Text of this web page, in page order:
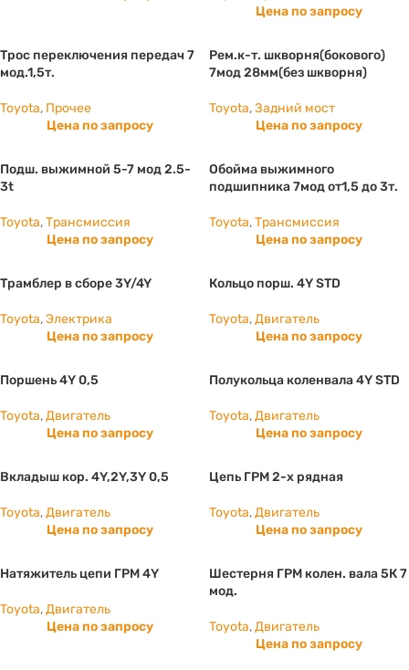
Цена по запросу
Трос переключения передач 7
мод.1,5т.
Toyota, Прочее
Цена по запросу
Рем.к-т. шкворня(бокового)
7мод 28мм(без шкворня)
Toyota,Задний мост
Цена по запросу
Подш. выжимной 5-7 мод 2.5-
3t
Toyota,Трансмиссия
Цена по запросу
Обойма выжимного
подшипника 7мод от1,5 до 3т.
Toyota,Трансмиссия
Цена по запросу
Трамблер в сборе 3Y/4Y
Toyota,Электрика
Цена по запросу
Кольцо порш. 4Y STD
Toyota,Двигатель
Цена по запросу
Поршень 4Y 0,5
Toyota,Двигатель
Цена по запросу
Полукольца коленвала 4Y STD
Toyota,Двигатель
Цена по запросу
Вкладыш кор. 4Y,2Y,3Y 0,5
Toyota,Двигатель
Цена по запросу
Цепь ГРМ 2-х рядная
Toyota,Двигатель
Цена по запросу
Натяжитель цепи ГРМ 4Y
Toyota,Двигатель
Цена по запросу
Шестерня ГРМ колен. вала 5К 7
мод.
Toyota,Двигатель
Цена по запросу